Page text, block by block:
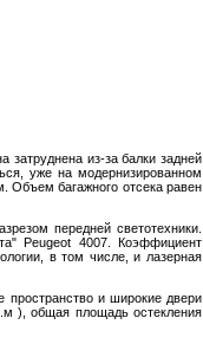
затруднена из-за балки задней
уже на модернизированном
Объем багажного отсека равен
передней светотехники.
Peugeot 4007. Коэффициент
в том числе, и лазерная
пространство и широкие двери
), общая площадь остекления